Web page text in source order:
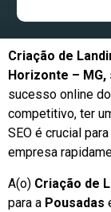
Criação de
Horizonte – MG,
sucesso online
competitivo, ter
SEO é crucial
empresa
A(o) Criação de
para a Pousadas